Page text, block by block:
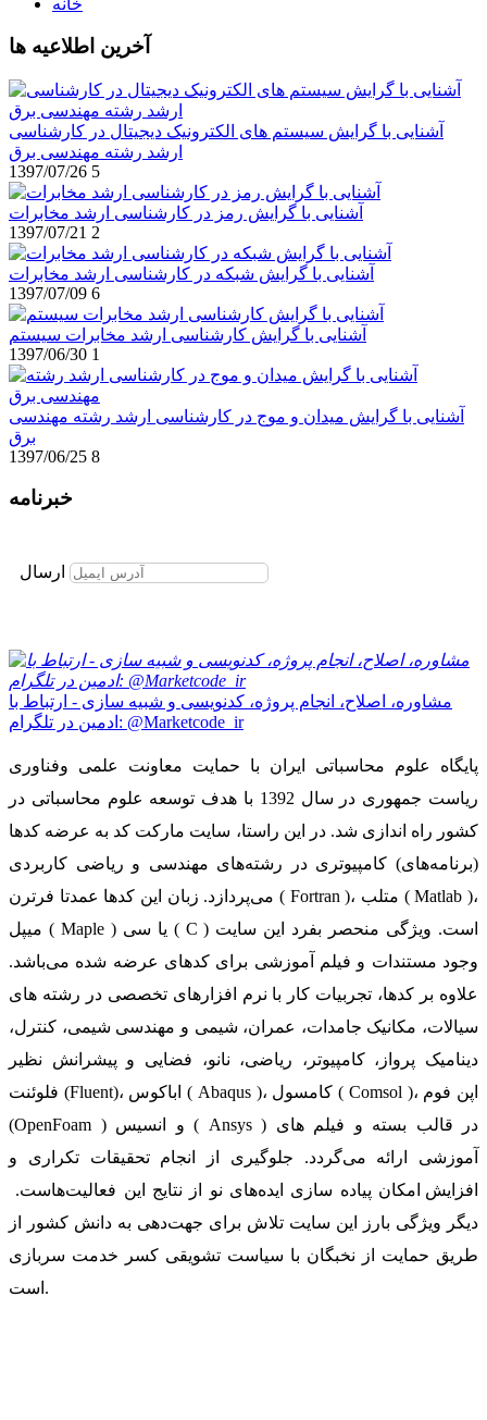
خانه
آخرین اطلاعیه ها
آشنایی با گرایش سیستم های الکترونیک دیجیتال در کارشناسی
ارشد رشته مهندسی برق
1397/07/26 5
آشنایی با گرایش رمز در کارشناسی ارشد مخابرات
1397/07/21 2
آشنایی با گرایش شبکه در کارشناسی ارشد مخابرات
1397/07/09 6
آشنایی با گرایش کارشناسی ارشد مخابرات سیستم
1397/06/30 1
آشنایی با گرایش میدان و موج در کارشناسی ارشد رشته مهندسی
برق
1397/06/25 8
خبرنامه
ارسال
مشاوره، اصلاح، انجام پروژه، کدنویسی و شبیه سازی - ارتباط با
ادمین در تلگرام: @Marketcode_ir
پایگاه علوم محاسباتی ایران با حمایت معاونت علمی وفناوری
ریاست جمهوری در سال 1392 با هدف توسعه علوم محاسباتی در
کشور راه اندازی شد. در این راستا، سایت مارکت کد به عرضه کدها
(برنامه‌های) کامپیوتری در رشته‌های مهندسی و ریاضی کاربردی
می‌پردازد. زبان این کدها عمدتا فرترن ( Fortran )، متلب ( Matlab )،
میپل ( Maple ) یا سی ( C ) است. ویژگی منحصر بفرد این سایت
وجود مستندات و فیلم آموزشی برای کدهای عرضه شده می‌باشد.
علاوه بر کدها، تجربیات کار با نرم افزارهای تخصصی در رشته های
سیالات، مکانیک جامدات، عمران، شیمی و مهندسی شیمی، کنترل،
دینامیک پرواز، کامپیوتر، ریاضی، نانو، فضایی و پیشرانش نظیر
فلوئنت (Fluent)، اباکوس ( Abaqus )، کامسول ( Comsol )، اپن فوم
(OpenFoam ) و انسیس ( Ansys ) در قالب بسته‌ و فیلم های
آموزشی ارائه می‌گردد. جلوگیری از انجام تحقیقات تکراری و
افزایش امکان پیاده سازی ایده‌های نو از نتایج این فعالیت‌هاست.
دیگر ویژگی بارز این سایت تلاش برای جهت‌دهی به دانش کشور از
طریق حمایت از نخبگان با سیاست تشویقی کسر خدمت سربازی
است.